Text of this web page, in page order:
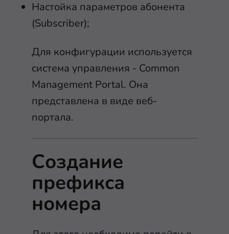
Настойка параметров абонента
(Subscriber);
Для конфигурации используется
система управления - Common
Management Portal. Она
представлена в виде веб-
портала.
Создание
префикса
номера